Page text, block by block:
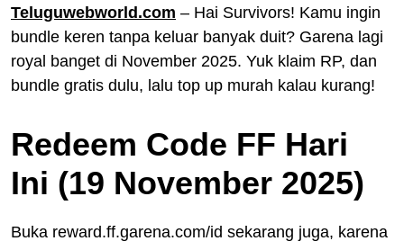
Teluguwebworld.com – Hai Survivors! Kamu ingin
bundle keren tanpa keluar banyak duit? Garena lagi
royal banget di November 2025. Yuk klaim RP, dan
bundle gratis dulu, lalu top up murah kalau kurang!
Redeem Code FF Hari
Ini (19 November 2025)
Buka reward.ff.garena.com/id sekarang juga, karena